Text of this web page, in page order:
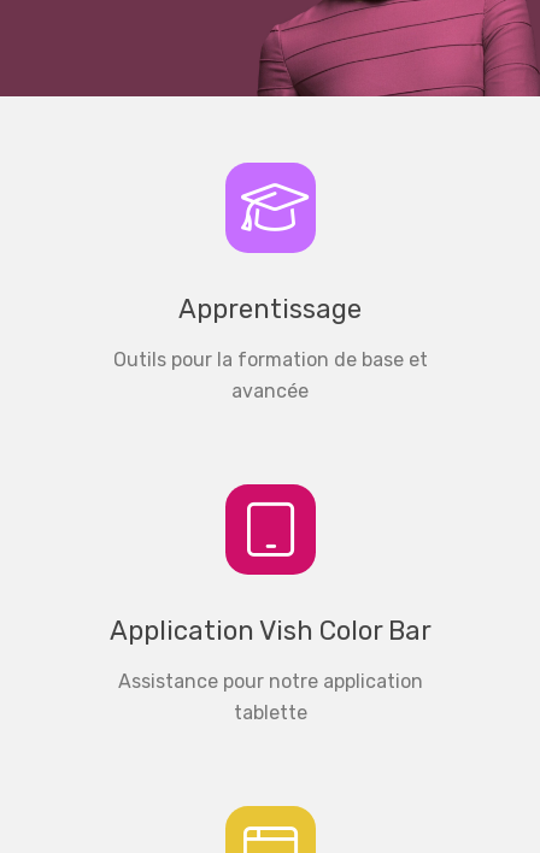
Apprentissage
Outils pour la formation de base et
avancée
Application Vish Color Bar
Assistance pour notre application
tablette